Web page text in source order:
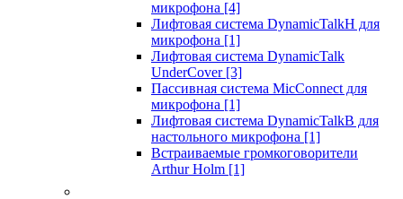
микрофона [4]
Лифтовая система DynamicTalkH для
микрофона [1]
Лифтовая система DynamicTalk
UnderCover [3]
Пассивная система MicConnect для
микрофона [1]
Лифтовая система DynamicTalkB для
настольного микрофона [1]
Встраиваемые громкоговорители
Arthur Holm [1]